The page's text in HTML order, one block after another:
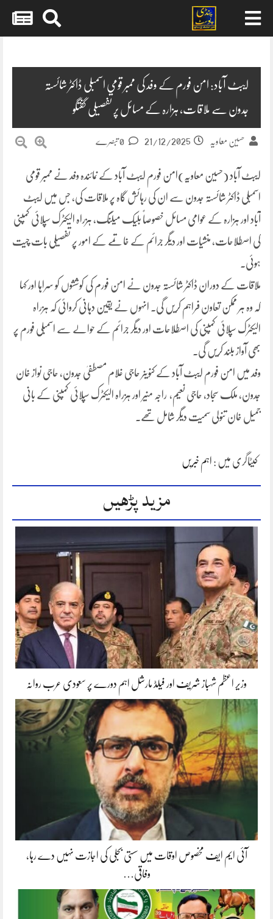
ایبٹ آباد: امن فورم کے وفد کی ممبر قومی اسمبلی ڈاکٹر شائستہ
جدون سے ملاقات، ہزارہ کے مسائل پر تفصیلی گفتگو
حسین معاویہ 21/12/2025
ایبٹ آباد (حسین معاویہ)امن فورم ایبٹ آباد کے نمائندہ وفد نے ممبر قومی
اسمبلی ڈاکٹر شائستہ جدون سے ان کی رہائش گاہ پر ملاقات کی، جس میں ایبٹ
آباد اور ہزارہ کے عوامی مسائل خصوصاً بلیک میلنگ، ہزراہ الیکٹرک سپلائی کمپنی
کی اصطلاحات، منشیات اور دیگر جرائم کے خاتمے کے امور پر تفصیلی بات چیت
ہوئی۔
ملاقات کے دوران ڈاکٹر شائستہ جدون نے امن فورم کی کوششوں کو سراہا اور کہا
کہ وہ ہر ممکن تعاون فراہم کریں گی۔ انہوں نے یقین دہانی کروائی کہ ہزراہ
الیکٹرک سپلائی کمپنی کی اصطلاحات اور دیگر جرائم کے حوالے سے اسمبلی فورم پر
بھی آواز بلند کریں گی۔
وفد میں امن فورم ایبٹ آباد کے کنوینر حاجی غلام مصطفیٰ جدون، حاجی نواز خان
جدون، ملک سجاد، حاجی نعیم، راجہ منیر اور ہزراہ الیکٹرک سپلائی کمپنی کے بانی
جمیل خان تنولی سمیت دیگر شامل تھے۔
کیٹاگری میں : اہم خبریں
مزید پڑھیں
وزیر اعظم شہباز شریف اور فیلڈ مارشل اہم دورے پر سعودی عرب روانہ
آئی ایم ایف مخصوص اوقات میں سستی بجلی کی اجازت نہیں دے رہا،
وفاقی…